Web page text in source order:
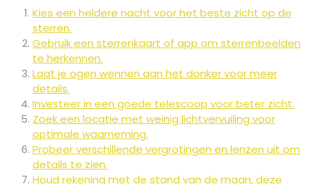
Kies een heldere nacht voor het beste zicht op de
sterren.
Gebruik een sterrenkaart of app om sterrenbeelden
te herkennen.
Laat je ogen wennen aan het donker voor meer
details.
Investeer in een goede telescoop voor beter zicht.
Zoek een locatie met weinig lichtvervuiling voor
optimale waarneming.
Probeer verschillende vergrotingen en lenzen uit om
details te zien.
Houd rekening met de stand van de maan, deze